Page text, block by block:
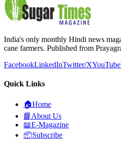
India's only monthly Hindi news
cane farmers. Published from
FacebookLinkedInTwitter/XYouTube
Quick Links
🏠Home
📘About Us
📖E-Magazine
📦Subscribe